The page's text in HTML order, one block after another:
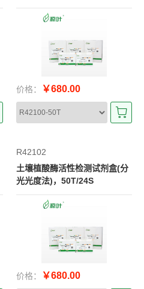
价格： ￥680.00
R42102
土壤植酸酶活性检测试剂盒(分
光光度法)，50T/24S
价格： ￥680.00